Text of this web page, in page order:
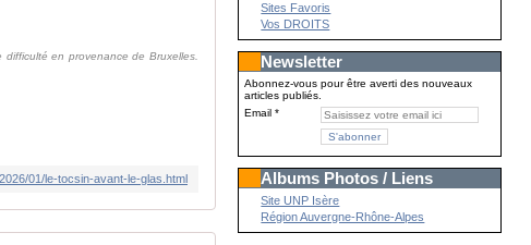
en provenance de Bruxelles.
01/le-tocsin-avant-le-glas.html
Sites Favoris
Vos DROITS
Newsletter
Abonnez-vous pour être averti des nouveaux
articles publiés.
Email
Albums Photos / Liens
Site UNP Isère
Région Auvergne-Rhône-Alpes